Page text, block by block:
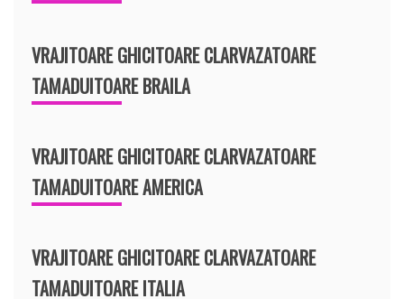
VRAJITOARE GHICITOARE CLARVAZATOARE
TAMADUITOARE BRAILA
VRAJITOARE GHICITOARE CLARVAZATOARE
TAMADUITOARE AMERICA
VRAJITOARE GHICITOARE CLARVAZATOARE
TAMADUITOARE ITALIA